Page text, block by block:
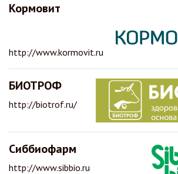
Кормовит
http://www.kormovit.ru
БИОТРОФ
http://biotrof.ru/
Сиббиофарм
http://www.sibbio.ru